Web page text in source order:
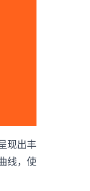
现出丰
线，使